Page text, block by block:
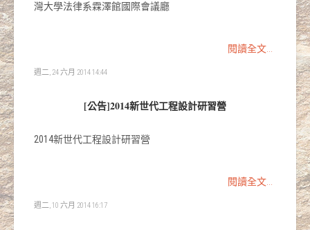
灣大學法律系霖澤館國際會議廳
閱讀全文...
週二, 24 六月 2014 14:44
[公告]2014新世代工程設計研習營
2014新世代工程設計研習營
閱讀全文...
週二, 10 六月 2014 16:17